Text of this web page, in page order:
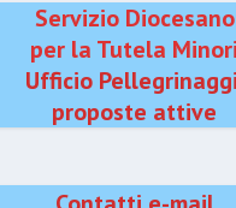
Servizio Diocesano
per la Tutela Minori
Ufficio
proposte attive